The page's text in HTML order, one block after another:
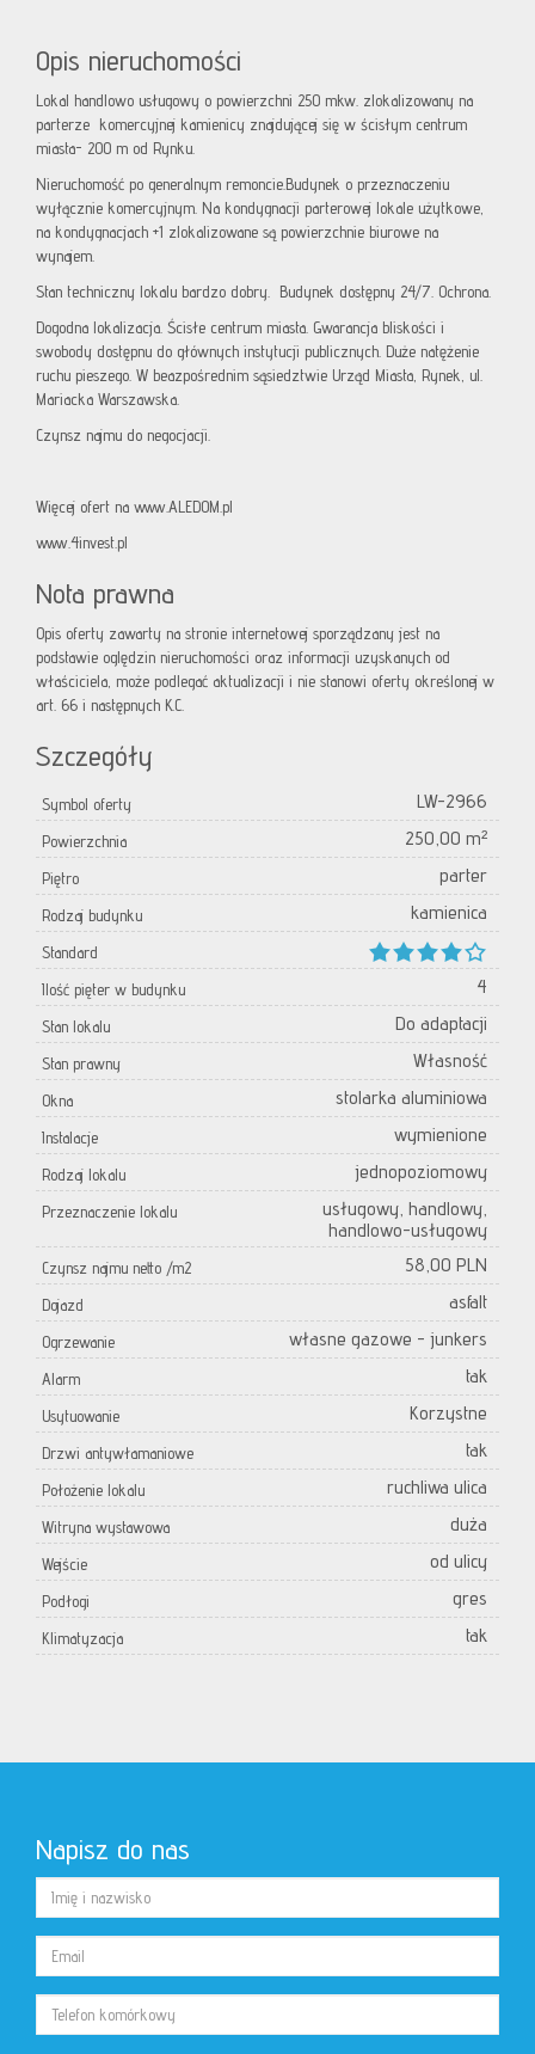
Opis nieruchomości
Lokal handlowo usługowy o powierzchni 250 mkw. zlokalizowany na
parterze komercyjnej kamienicy znajdującej się w ścisłym centrum
miasta- 200 m od Rynku.
Nieruchomość po generalnym remoncie.Budynek o przeznaczeniu
wyłącznie komercyjnym. Na kondygnacji parterowej lokale użytkowe,
na kondygnacjach +1 zlokalizowane są powierzchnie biurowe na
wynajem.
Stan techniczny lokalu bardzo dobry. Budynek dostępny 24/7. Ochrona.
Dogodna lokalizacja. Ścisłe centrum miasta. Gwarancja bliskości i
swobody dostępnu do głównych instytucji publicznych. Duże natężenie
ruchu pieszego. W beazpośrednim sąsiedztwie Urząd Miasta, Rynek, ul.
Mariacka Warszawska.
Czynsz najmu do negocjacji.
Więcej ofert na www.ALEDOM.pl
www.4invest.pl
Nota prawna
Opis oferty zawarty na stronie internetowej sporządzany jest na
podstawie oględzin nieruchomości oraz informacji uzyskanych od
właściciela, może podlegać aktualizacji i nie stanowi oferty określonej w
art. 66 i następnych K.C.
Szczegóły
Symbol oferty LW-2966
Powierzchnia 250,00 m²
Piętro parter
Rodzaj budynku kamienica
Standard
Ilość pięter w budynku
4
Stan lokalu Do adaptacji
Stan prawny Własność
Okna stolarka aluminiowa
Instalacje wymienione
Rodzaj lokalu jednopoziomowy
Przeznaczenie lokalu
usługowy, handlowy,
handlowo-usługowy
Czynsz najmu netto /m2 58,00 PLN
Dojazd asfalt
Ogrzewanie własne gazowe - junkers
Alarm tak
Usytuowanie Korzystne
Drzwi antywłamaniowe tak
Położenie lokalu ruchliwa ulica
Witryna wystawowa duża
Wejście od ulicy
Podłogi gres
Klimatyzacja tak
Napisz do nas